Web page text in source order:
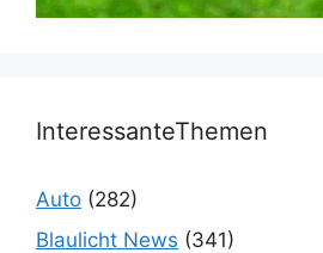
InteressanteThemen
Auto (282)
Blaulicht News (341)